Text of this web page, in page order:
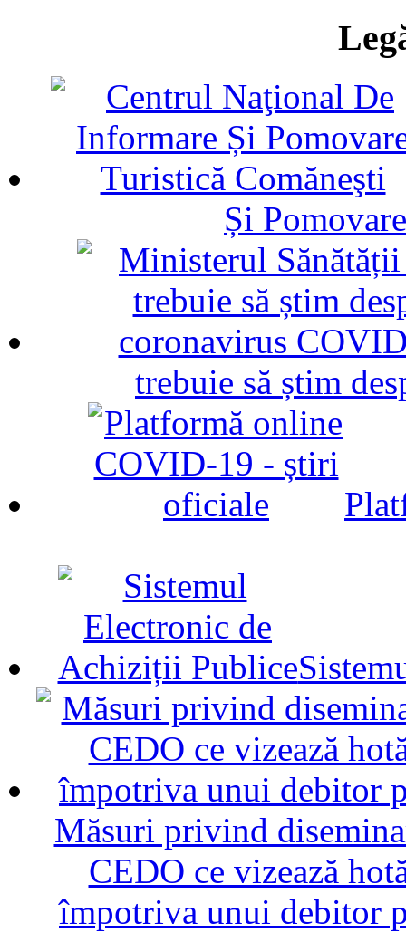
Și
trebuie să știm
Măsuri privind
CEDO ce vizează
împotriva unui debitor